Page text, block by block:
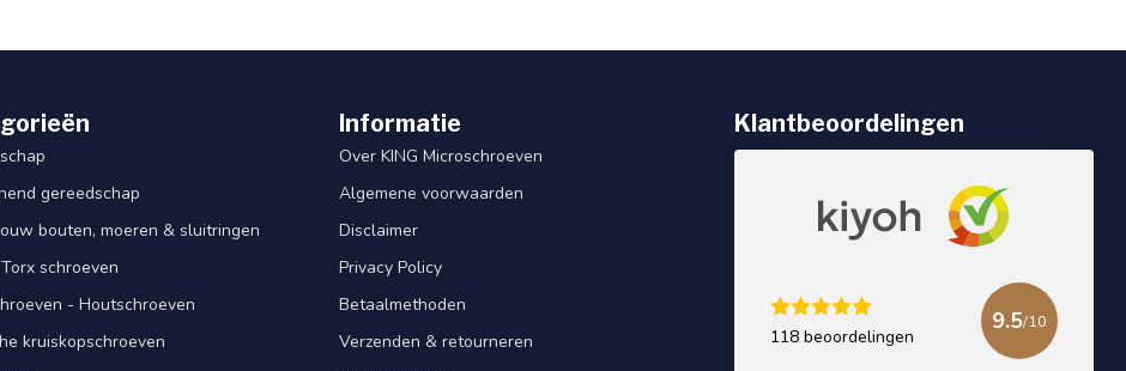
gereedschap
bouten, moeren & sluitringen
schroeven
- Houtschroeven
kruiskopschroeven
Informatie
Over KING Microschroeven
Algemene voorwaarden
Disclaimer
Privacy Policy
Betaalmethoden
Verzenden & retourneren
Klantbeoordelingen
118 beoordelingen
9.5/10